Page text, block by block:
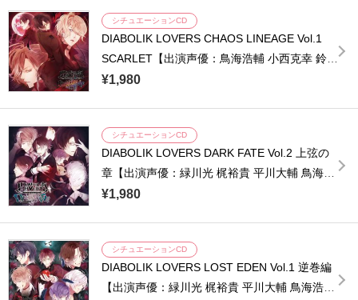
シチュエーションCD
DIABOLIK LOVERS CHAOS LINEAGE Vol.1
SCARLET【出演声優：鳥海浩輔 小西克幸 鈴木
達央 前野智昭】
¥1,980
シチュエーションCD
DIABOLIK LOVERS DARK FATE Vol.2 上弦の
章【出演声優：緑川光 梶裕貴 平川大輔 鳥海浩
輔 小西克幸 近藤隆】
¥1,980
シチュエーションCD
DIABOLIK LOVERS LOST EDEN Vol.1 逆巻編
【出演声優：緑川光 梶裕貴 平川大輔 鳥海浩輔